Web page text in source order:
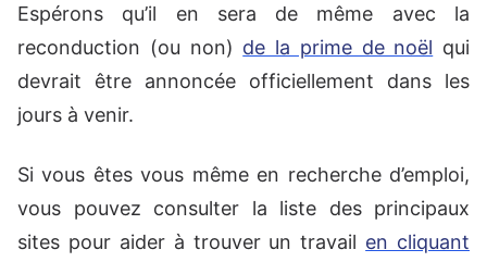
Espérons qu’il en sera de même avec la
reconduction (ou non) de la prime de noël qui
devrait être annoncée officiellement dans les
jours à venir.
Si vous êtes vous même en recherche d’emploi,
vous pouvez consulter la liste des principaux
sites pour aider à trouver un travail en cliquant